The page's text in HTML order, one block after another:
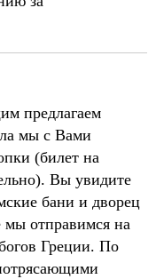
предлагаем
мы с Вами
(билет на
Вы увидите
бани и дворец
отправимся на
Греции. По